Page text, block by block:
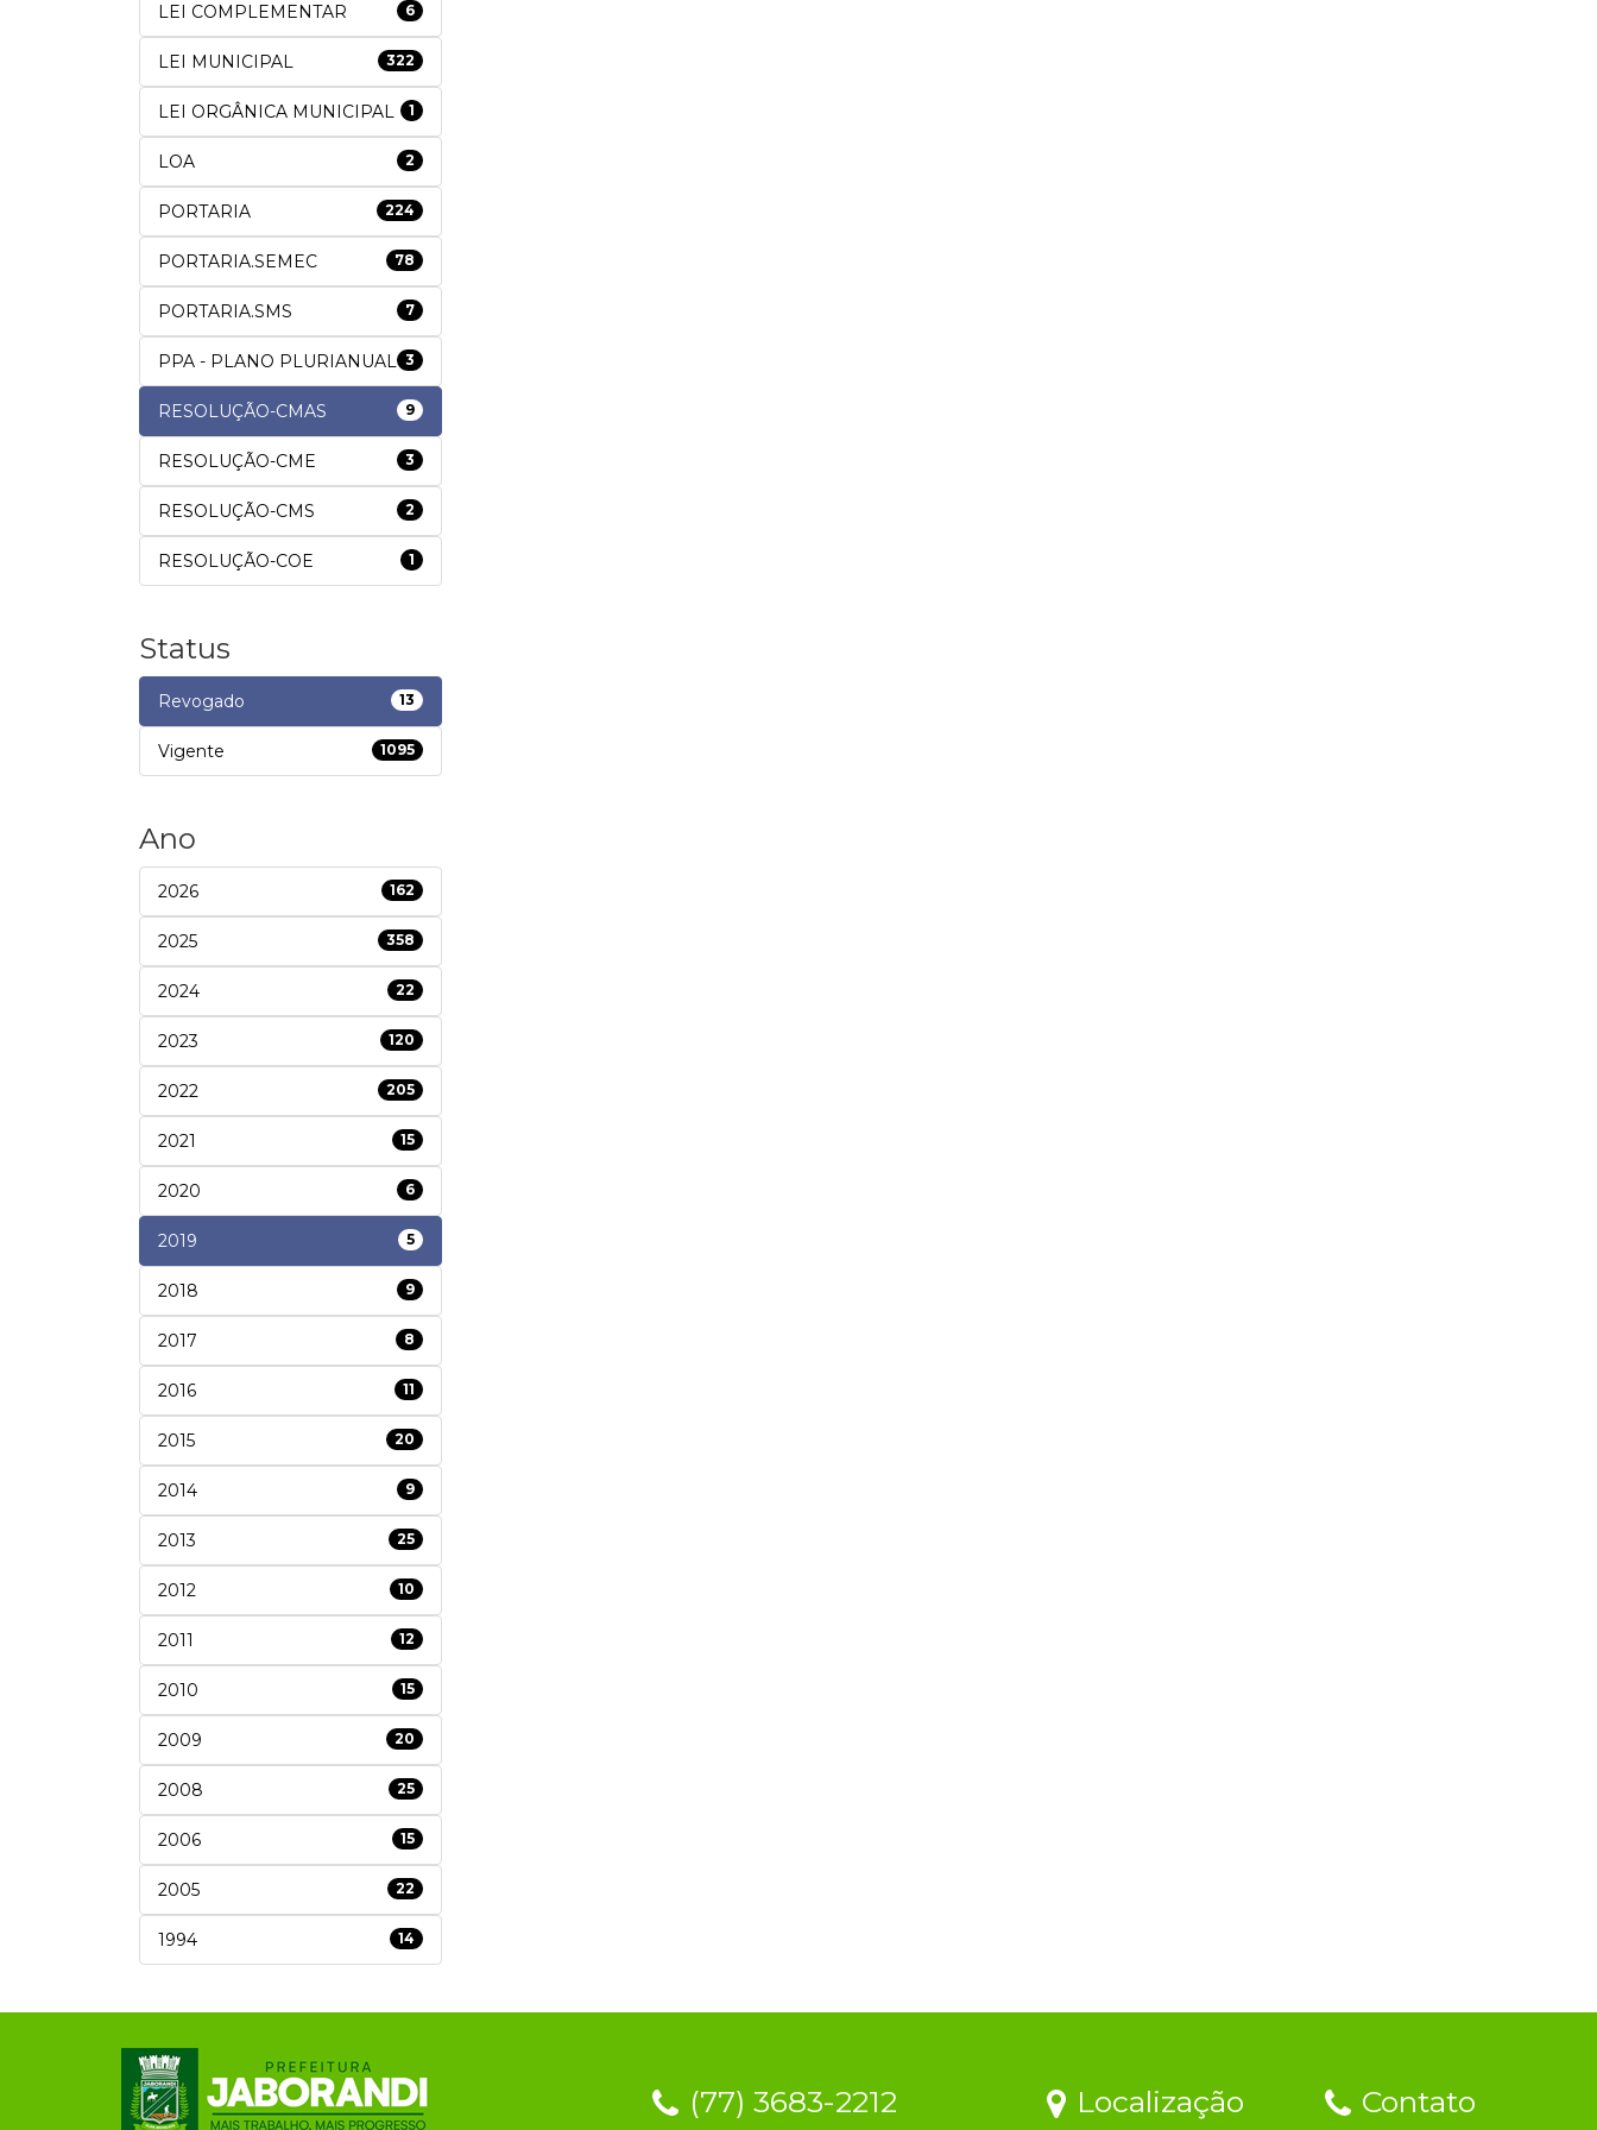
LEI COMPLEMENTAR 6
LEI MUNICIPAL 322
LEI ORGÂNICA MUNICIPAL 1
LOA 2
PORTARIA 224
PORTARIA.SEMEC 78
PORTARIA.SMS 7
PPA - PLANO PLURIANUAL 3
RESOLUÇÃO-CMAS 9
RESOLUÇÃO-CME 3
RESOLUÇÃO-CMS 2
RESOLUÇÃO-COE 1
Status
Revogado 13
Vigente 1095
Ano
2026 162
2025 358
2024 22
2023 120
2022 205
2021 15
2020 6
2019 5
2018 9
2017 8
2016 11
2015 20
2014 9
2013 25
2012 10
2011 12
2010 15
2009 20
2008 25
2006 15
2005 22
1994 14
(77) 3683-2212 Localização Contato